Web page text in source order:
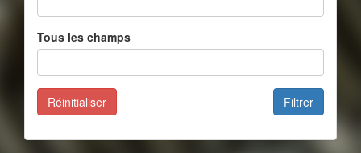
Tous les champs
Filtrer
Réinitialiser